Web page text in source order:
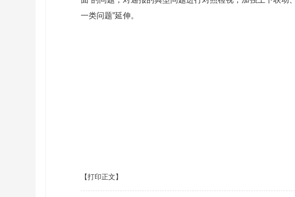
一类问题”延伸。
【打印正文】